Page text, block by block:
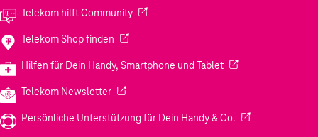
Telekom hilft Community(Wird in einem neuen Tab geöffnet)
Telekom Shop finden (Wird in einem neuen Tab geöffnet)
Hilfen für Dein Handy, Smartphone und Tablet(Wird in einem
Telekom Newsletter(Wird in einem neuen Tab geöffnet)
Persönliche Unterstützung für Dein Handy & Co. (Wird in einem